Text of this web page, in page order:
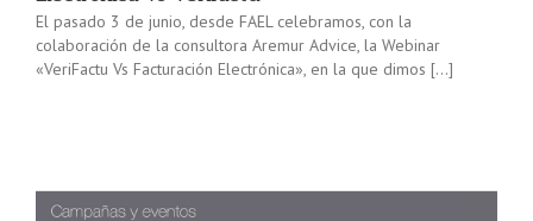
El pasado 3 de junio, desde FAEL celebramos, con la
colaboración de la consultora Aremur Advice, la Webinar
«VeriFactu Vs Facturación Electrónica», en la que dimos […]